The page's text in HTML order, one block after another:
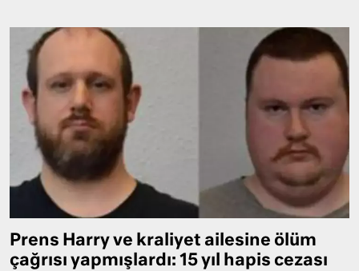
Prens Harry ve kraliyet ailesine ölüm
çağrısı yapmışlardı: 15 yıl hapis cezası